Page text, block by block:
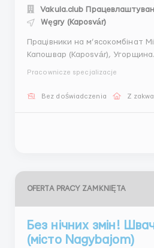
Vakula.club
Węgry (Kaposvár)
Працівники на м’ясокомбінат Місто роботи:
Капошвар (Kaposvár), Угорщина. Вимоги: без
згода на позмінний графік роботи. Опис:
Pracownicze specjalizacje
Bez doświadczenia Z
OFERTA PRACY ZAMKNIĘTA
Без нічних змін!
(місто Nagybajom)